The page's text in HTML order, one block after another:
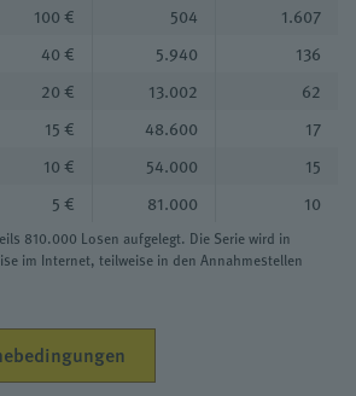
100 € 504
1.607
40 € 5.940
136
20 € 13.002
62
15 € 48.600
17
10 € 54.000
15
5 € 81.000 10
810.000 Losen aufgelegt. Die Serie wird in
im Internet, teilweise in den Annahmestellen